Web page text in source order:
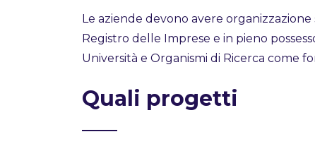
Le aziende devono avere
Registro delle Imprese e in pieno
Università e Organismi di Ricerca come
Quali progetti